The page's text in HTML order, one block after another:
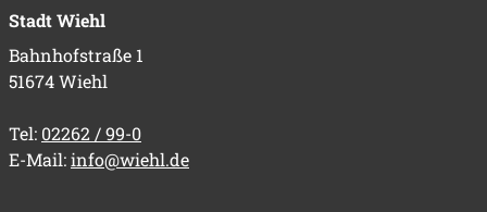
Stadt Wiehl
Bahnhofstraße 1
51674 Wiehl
Tel: 02262 / 99-0
E-Mail:info@wiehl.de